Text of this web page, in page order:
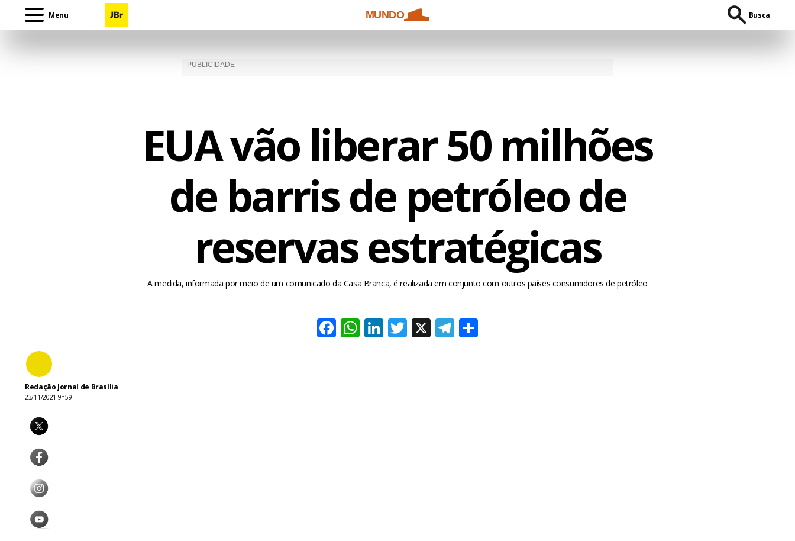
Menu MUNDO Busca
EUA vão liberar 50 milhões
de barris de petróleo de
reservas estratégicas
A medida, informada por meio de um comunicado da Casa Branca, é realizada em conjunto com outros países consumidores de petróleo
Facebook
WhatsApp
LinkedIn
Twitter
X Telegram
Redação Jornal de Brasília
23/11/2021 9h59